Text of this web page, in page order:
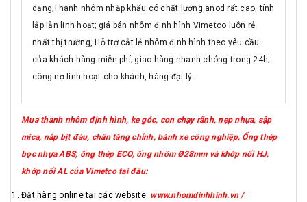
dạng;Thanh nhôm nhập khẩu có chất lượng anod rất cao, tính
lắp lẫn linh hoạt; giá bán nhôm định hình Vimetco luôn rẻ
nhất thị trường, Hỗ trợ cắt lẻ nhôm định hình theo yêu cầu
của khách hàng miễn phí; giao hàng nhanh chóng trong 24h;
công nợ linh hoạt cho khách, hàng đại lý.
Mua thanh nhôm định hình, ke góc, con chạy rãnh, nẹp nhựa, sập
mica, nắp bịt đàu, chân tăng chỉnh, bánh xe công nghiệp, Ống thép
bọc nhựa ABS, ống thép ECO, ống nhôm Ø28mm và khớp nối HJ,
khớp nối AL của Vimetco tại đâu:
Đặt hàng online tại các website: www.nhomdinhhinh.vn /